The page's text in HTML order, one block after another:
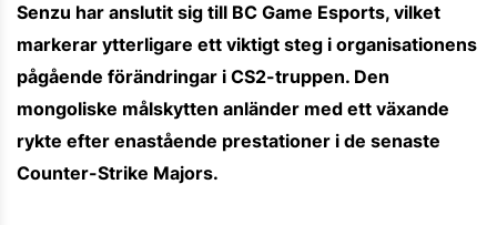
Senzu har anslutit sig till BC Game Esports, vilket
markerar ytterligare ett viktigt steg i organisationens
pågående förändringar i CS2-truppen. Den
mongoliske målskytten anländer med ett växande
rykte efter enastående prestationer i de senaste
Counter-Strike Majors.